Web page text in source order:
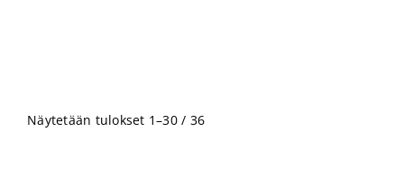
Näytetään tulokset 1–30 / 36